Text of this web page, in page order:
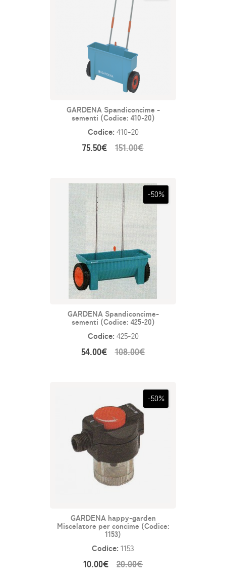
GARDENA Spandiconcime -
sementi (Codice: 410-20)
Codice: 410-20
75.50€ 151.00€
-50%
GARDENA Spandiconcime-
sementi (Codice: 425-20)
Codice: 425-20
54.00€ 108.00€
-50%
GARDENA happy-garden
Miscelatore per concime (Codice:
1153)
Codice: 1153
10.00€ 20.00€